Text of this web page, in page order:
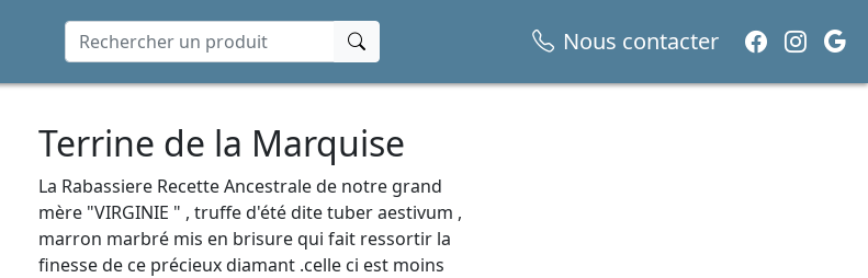
Nous contacter
Terrine de la Marquise
La Rabassiere Recette Ancestrale de notre grand
mère "VIRGINIE " , truffe d'été dite tuber aestivum ,
marron marbré mis en brisure qui fait ressortir la
finesse de ce précieux diamant .celle ci est moins